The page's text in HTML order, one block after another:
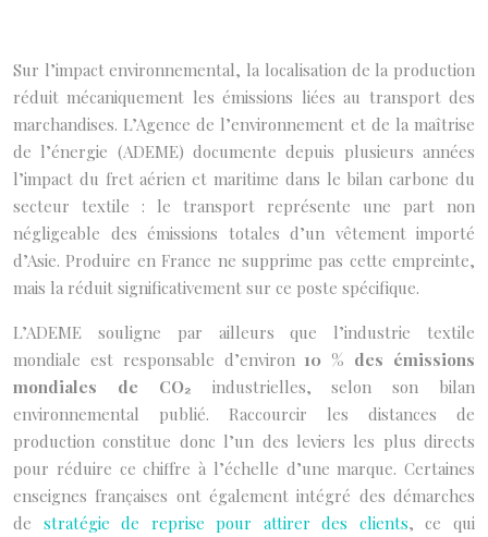
Sur l’impact environnemental, la localisation de la production
réduit mécaniquement les émissions liées au transport des
marchandises. L’Agence de l’environnement et de la maîtrise
de l’énergie (ADEME) documente depuis plusieurs années
l’impact du fret aérien et maritime dans le bilan carbone du
secteur textile : le transport représente une part non
négligeable des émissions totales d’un vêtement importé
d’Asie. Produire en France ne supprime pas cette empreinte,
mais la réduit significativement sur ce poste spécifique.
L’ADEME souligne par ailleurs que l’industrie textile
mondiale est responsable d’environ 10 % des émissions
mondiales de CO₂ industrielles, selon son bilan
environnemental publié. Raccourcir les distances de
production constitue donc l’un des leviers les plus directs
pour réduire ce chiffre à l’échelle d’une marque. Certaines
enseignes françaises ont également intégré des démarches
de stratégie de reprise pour attirer des clients, ce qui